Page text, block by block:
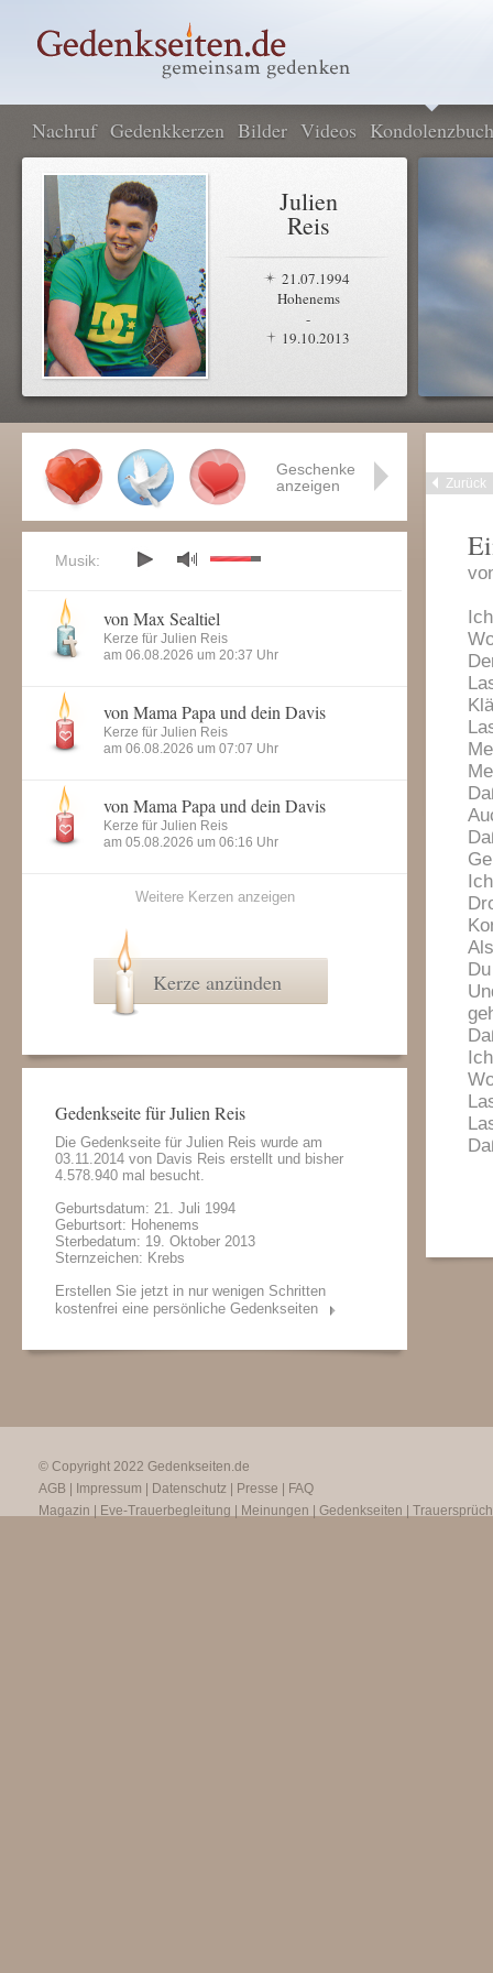
Nachruf Gedenkkerzen Bilder Videos Kondolenzbuch
Julien
Reis
21.07.1994
Hohenems
-
19.10.2013
Zurück
Geschenke
anzeigen
Musik:
von Max Sealtiel
Kerze für Julien Reis
am 06.08.2026 um 20:37 Uhr
von Mama Papa und dein Davis
Kerze für Julien Reis
am 06.08.2026 um 07:07 Uhr
von Mama Papa und dein Davis
Kerze für Julien Reis
am 05.08.2026 um 06:16 Uhr
Weitere Kerzen anzeigen
Kerze anzünden
Gedenkseite für Julien Reis
Die Gedenkseite für Julien Reis wurde am
03.11.2014 von Davis Reis erstellt und bisher
4.578.940 mal besucht.
Geburtsdatum: 21. Juli 1994
Geburtsort: Hohenems
Sterbedatum: 19. Oktober 2013
Sternzeichen: Krebs
Erstellen Sie jetzt in nur wenigen Schritten
kostenfrei eine persönliche Gedenkseiten
© Copyright 2022 Gedenkseiten.de
AGB
Impressum Datenschutz Presse
FAQ
Magazin
Eve-Trauerbegleitung Meinungen Gedenkseiten